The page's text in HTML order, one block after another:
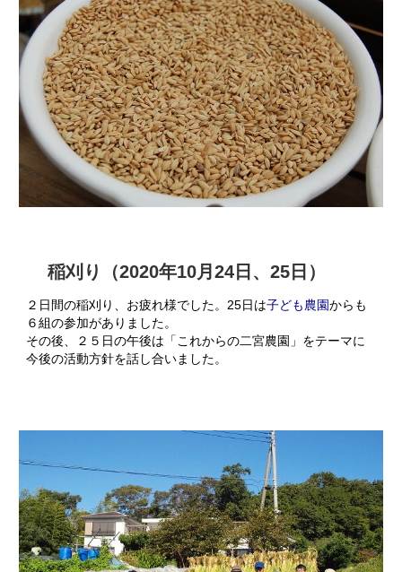
稲刈り（2020年10月24日、25日）
２日間の稲刈り、お疲れ様でした。25日は子ども農園からも
６組の参加がありました。
その後、２５日の午後は「これからの二宮農園」をテーマに
今後の活動方針を話し合いました。